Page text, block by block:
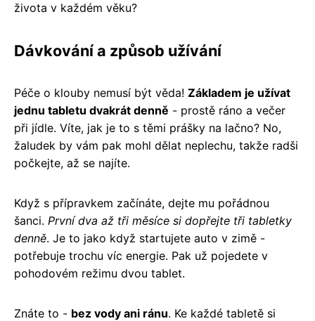
života v každém věku?
Dávkování a způsob užívání
Péče o klouby nemusí být věda! Základem je užívat
jednu tabletu dvakrát denně - prostě ráno a večer
při jídle. Víte, jak je to s těmi prášky na lačno? No,
žaludek by vám pak mohl dělat neplechu, takže radši
počkejte, až se najíte.
Když s přípravkem začínáte, dejte mu pořádnou
šanci. První dva až tři měsíce si dopřejte tři tabletky
denně. Je to jako když startujete auto v zimě -
potřebuje trochu víc energie. Pak už pojedete v
pohodovém režimu dvou tablet.
Znáte to - bez vody ani ránu. Ke každé tabletě si